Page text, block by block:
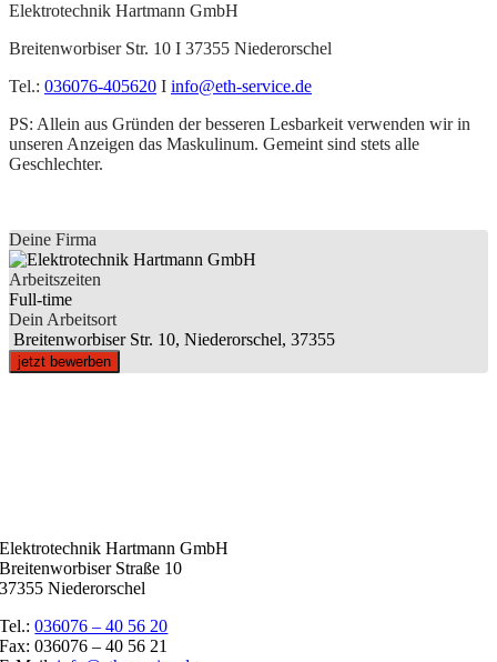
Elektrotechnik Hartmann GmbH
Breitenworbiser Str. 10 I 37355 Niederorschel
Tel.: 036076-405620 I info@eth-service.de
PS: Allein aus Gründen der besseren Lesbarkeit verwenden wir in
unseren Anzeigen das Maskulinum. Gemeint sind stets alle
Geschlechter.
Deine Firma
Arbeitszeiten
Full-time
Dein Arbeitsort
Breitenworbiser Str. 10, Niederorschel, 37355
jetzt bewerben
Elektrotechnik Hartmann GmbH
Breitenworbiser Straße 10
37355 Niederorschel
Tel.:036076 – 40 56 20
Fax: 036076 – 40 56 21